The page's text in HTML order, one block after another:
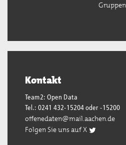
Gruppen
Kontakt
Team2: Open Data
Tel.: 0241 432-15204 oder -15200
offenedaten@mail.aachen.de
Folgen Sie uns auf X